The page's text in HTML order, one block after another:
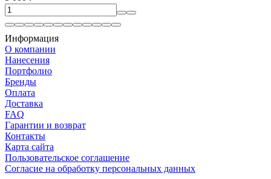
Информация
О компании
Нанесения
Портфолио
Бренды
Оплата
Доставка
FAQ
Гарантии и возврат
Контакты
Карта сайта
Пользовательское соглашение
Согласие на обработку персональных данных